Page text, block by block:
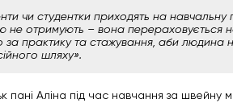
чи студентки приходять на навчальну
не отримують – вона перераховується
практику та стажування, аби людина
шляху».
пані Аліна під час навчання за